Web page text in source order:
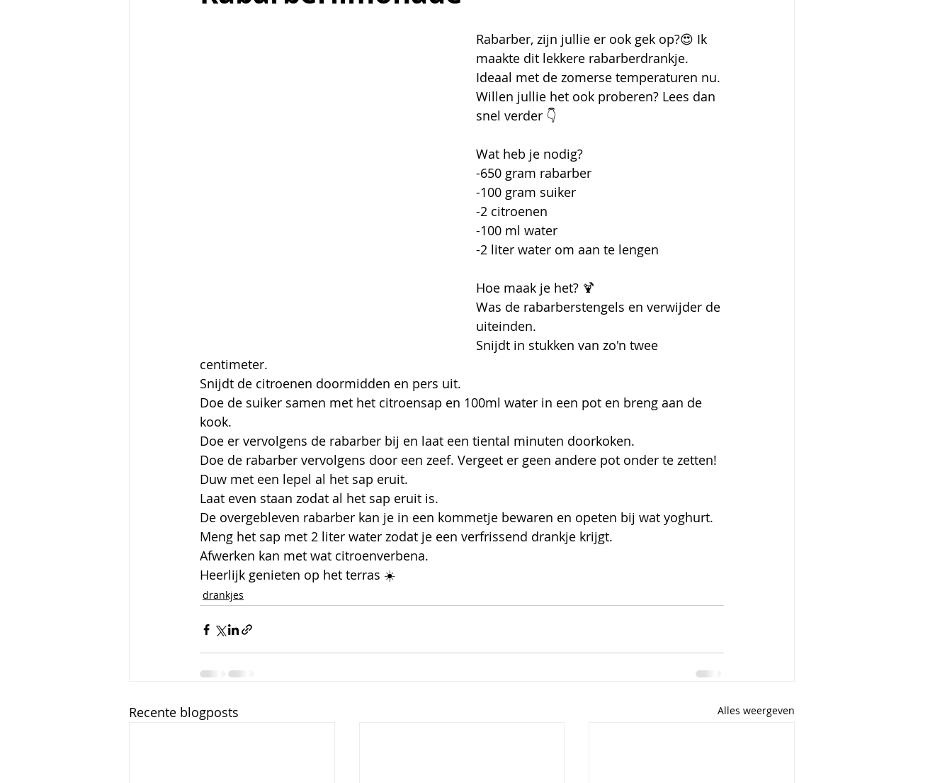
Rabarber, zijn jullie er ook gek op?😍 Ik
maakte dit lekkere rabarberdrankje.
Ideaal met de zomerse temperaturen nu.
Willen jullie het ook proberen? Lees dan
snel verder 👇
Wat heb je nodig?
-650 gram rabarber
-100 gram suiker
-2 citroenen
-100 ml water
-2 liter water om aan te lengen
Hoe maak je het? 🍹
Was de rabarberstengels en verwijder de
uiteinden.
Snijdt in stukken van zo'n twee
centimeter.
Snijdt de citroenen doormidden en pers uit.
Doe de suiker samen met het citroensap en 100ml water in een pot en breng aan de
kook.
Doe er vervolgens de rabarber bij en laat een tiental minuten doorkoken.
Doe de rabarber vervolgens door een zeef. Vergeet er geen andere pot onder te zetten!
Duw met een lepel al het sap eruit.
Laat even staan zodat al het sap eruit is.
De overgebleven rabarber kan je in een kommetje bewaren en opeten bij wat yoghurt.
Meng het sap met 2 liter water zodat je een verfrissend drankje krijgt.
Afwerken kan met wat citroenverbena.
Heerlijk genieten op het terras ☀️
drankjes
Recente blogposts Alles weergeven